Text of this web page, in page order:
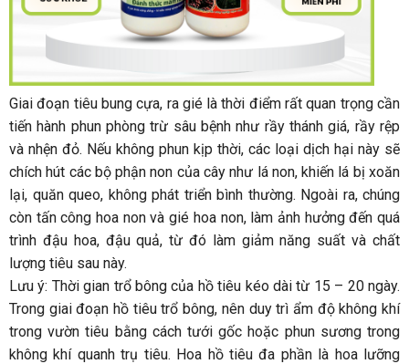
Giai đoạn tiêu bung cựa, ra gié là thời điểm rất quan trọng cần
tiến hành phun phòng trừ sâu bệnh như rầy thánh giá, rầy rệp
và nhện đỏ. Nếu không phun kịp thời, các loại dịch hại này sẽ
chích hút các bộ phận non của cây như lá non, khiến lá bị xoăn
lại, quăn queo, không phát triển bình thường. Ngoài ra, chúng
còn tấn công hoa non và gié hoa non, làm ảnh hưởng đến quá
trình đậu hoa, đậu quả, từ đó làm giảm năng suất và chất
lượng tiêu sau này.
Lưu ý: Thời gian trổ bông của hồ tiêu kéo dài từ 15 – 20 ngày.
Trong giai đoạn hồ tiêu trổ bông, nên duy trì ẩm độ không khí
trong vườn tiêu bằng cách tưới gốc hoặc phun sương trong
không khí quanh trụ tiêu. Hoa hồ tiêu đa phần là hoa lưỡng